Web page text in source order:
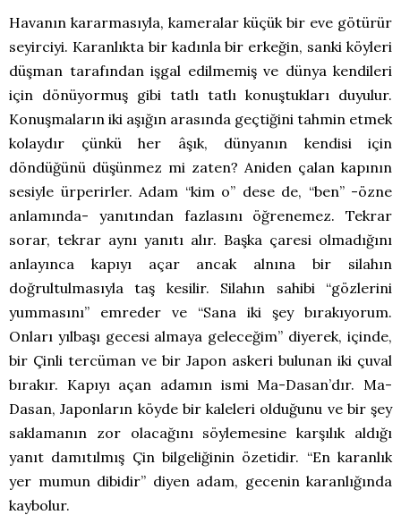
Havanın kararmasıyla, kameralar küçük bir eve götürür
seyirciyi. Karanlıkta bir kadınla bir erkeğin, sanki köyleri
düşman tarafından işgal edilmemiş ve dünya kendileri
için dönüyormuş gibi tatlı tatlı konuştukları duyulur.
Konuşmaların iki aşığın arasında geçtiğini tahmin etmek
kolaydır çünkü her âşık, dünyanın kendisi için
döndüğünü düşünmez mi zaten? Aniden çalan kapının
sesiyle ürperirler. Adam “kim o” dese de, “ben” -özne
anlamında- yanıtından fazlasını öğrenemez. Tekrar
sorar, tekrar aynı yanıtı alır. Başka çaresi olmadığını
anlayınca kapıyı açar ancak alnına bir silahın
doğrultulmasıyla taş kesilir. Silahın sahibi “gözlerini
yummasını” emreder ve “Sana iki şey bırakıyorum.
Onları yılbaşı gecesi almaya geleceğim” diyerek, içinde,
bir Çinli tercüman ve bir Japon askeri bulunan iki çuval
bırakır. Kapıyı açan adamın ismi Ma-Dasan’dır. Ma-
Dasan, Japonların köyde bir kaleleri olduğunu ve bir şey
saklamanın zor olacağını söylemesine karşılık aldığı
yanıt damıtılmış Çin bilgeliğinin özetidir. “En karanlık
yer mumun dibidir” diyen adam, gecenin karanlığında
kaybolur.